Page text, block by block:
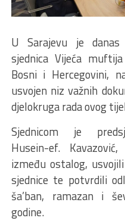
U Sarajevu je
sjednica Vijeća
Bosni i Hercegovini,
usvojen niz važnih
djelokruga rada ovog
Sjednicom je
Husein-ef.
između ostalog,
sjednice te potvrdili
ša’ban, ramazan i
godine.